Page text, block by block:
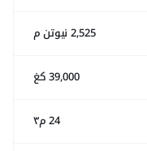
2,525 نيوتن م
39,000 كغ
24 م٣